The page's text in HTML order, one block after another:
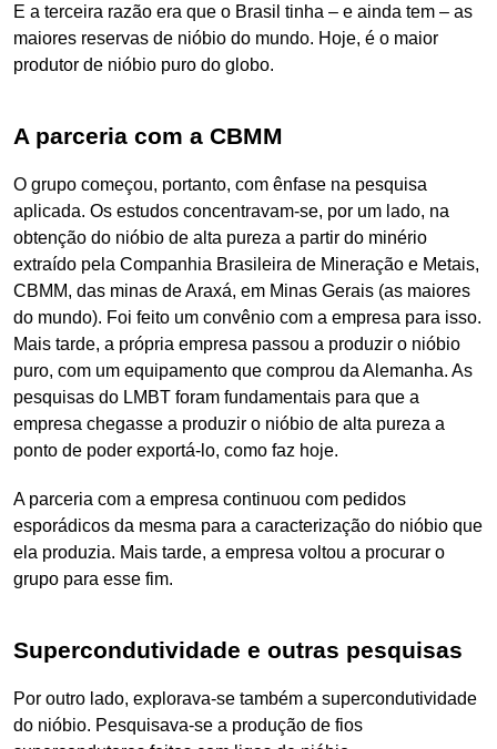
E a terceira razão era que o Brasil tinha – e ainda tem – as
maiores reservas de nióbio do mundo. Hoje, é o maior
produtor de nióbio puro do globo.
A parceria com a CBMM
O grupo começou, portanto, com ênfase na pesquisa
aplicada. Os estudos concentravam-se, por um lado, na
obtenção do nióbio de alta pureza a partir do minério
extraído pela Companhia Brasileira de Mineração e Metais,
CBMM, das minas de Araxá, em Minas Gerais (as maiores
do mundo). Foi feito um convênio com a empresa para isso.
Mais tarde, a própria empresa passou a produzir o nióbio
puro, com um equipamento que comprou da Alemanha. As
pesquisas do LMBT foram fundamentais para que a
empresa chegasse a produzir o nióbio de alta pureza a
ponto de poder exportá-lo, como faz hoje.
A parceria com a empresa continuou com pedidos
esporádicos da mesma para a caracterização do nióbio que
ela produzia. Mais tarde, a empresa voltou a procurar o
grupo para esse fim.
Supercondutividade e outras pesquisas
Por outro lado, explorava-se também a supercondutividade
do nióbio. Pesquisava-se a produção de fios